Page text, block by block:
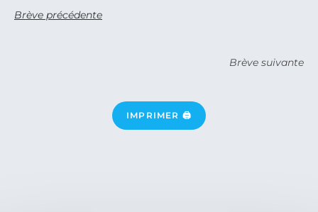
Brève précédente
Brève suivante
IMPRIMER 🖨